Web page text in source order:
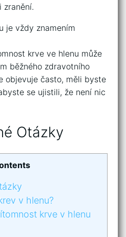
zranění.
je vždy znamením
krve ve hlenu může
běžného zdravotního
objevuje často, měli byste
se ujistili, že není nic
Otázky
v hlenu?
krve v hlenu